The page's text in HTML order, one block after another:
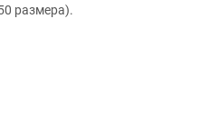
размера).